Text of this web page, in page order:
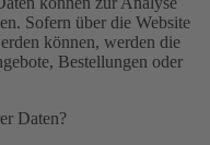
Sofern über die Website
können, werden die
Bestellungen oder
Daten?